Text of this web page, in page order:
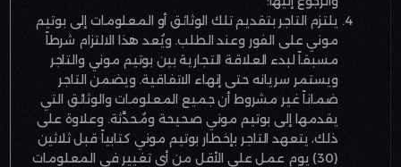
يلتزم التاجر بتقديم تلك الوثائق أو المعلومات إلى بوتيم
موني على الفور وعند الطلب. ويُعد هذا الالتزام شرطاً
مسبقاً لبدء العلاقة التجارية بين بوتيم موني والتاجر
ويستمر سريانه حتى إنهاء الاتفاقية. ويضمن التاجر
ضماناً غير مشروط أن جميع المعلومات والوثائق التي
يقدمها إلى بوتيم موني صحيحة ومُحدَّثة. وعلاوة على
ذلك، يتعهد التاجر بإخطار بوتيم موني كتابياً قبل ثلاثين
(30) يوم عمل على الأقل من أي تغيير في المعلومات